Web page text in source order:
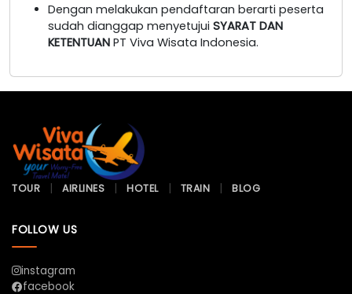
Dengan melakukan pendaftaran berarti peserta
sudah dianggap menyetujui SYARAT DAN
KETENTUAN PT Viva Wisata Indonesia.
TOUR AIRLINES HOTEL TRAIN BLOG
FOLLOW US
instagram
facebook